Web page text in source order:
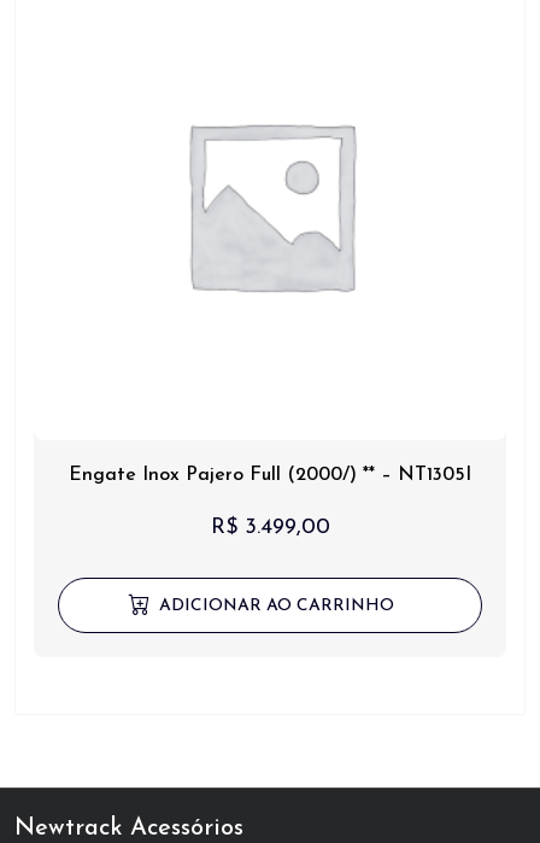
Engate Inox Pajero Full (2000/) ** – NT1305I
R$3.499,00
ADICIONAR AO CARRINHO
Newtrack Acessórios